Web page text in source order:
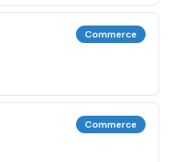
Commerce
Commerce